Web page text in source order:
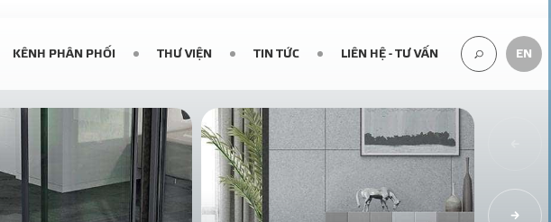
KÊNH PHÂN PHỐI THƯ VIỆN TIN TỨC LIÊN HỆ - TƯ VẤN EN